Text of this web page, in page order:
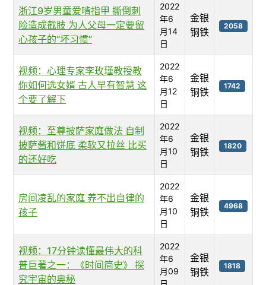
浙江9岁男童爱啃指甲 撕倒刺
险造成截肢 为人父母一定要留
心孩子的“坏习惯”
2022
年6
月14
日
金银
铜铁
2058
视频：心理专家李玫瑾教授教
你如何选女婿 古人早有智慧 这
个要了解下
2022
年6
月12
日
金银
铜铁
1742
视频：至尊披萨家庭做法 自制
披萨酱和饼底 柔软又拉丝 比买
的还好吃
2022
年6
月10
日
金银
铜铁
1820
房间凌乱的家庭 养不出自律的
孩子
2022
年6
月10
日
金银
铜铁
4968
视频：17分钟读懂最伟大的科
普巨著之一：《时间简史》 探
究宇宙的奥秘
2022
年6
月09
金银
铜铁
1818